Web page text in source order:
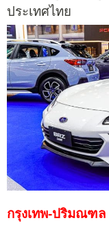
ประเทศไทย
กรุงเทพ-ปริมณฑล